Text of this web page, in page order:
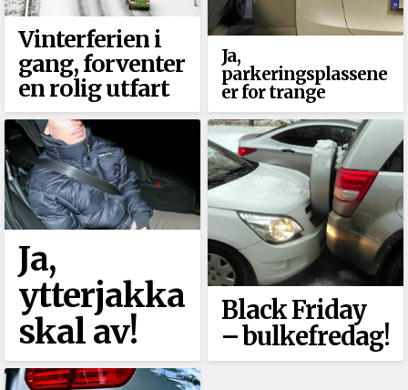
Vinterferien i
gang, forventer
en rolig utfart
Ja,
parkeringsplassene
er for trange
Ja,
ytterjakka
skal av!
Black Friday
–⁠ bulkefredag!